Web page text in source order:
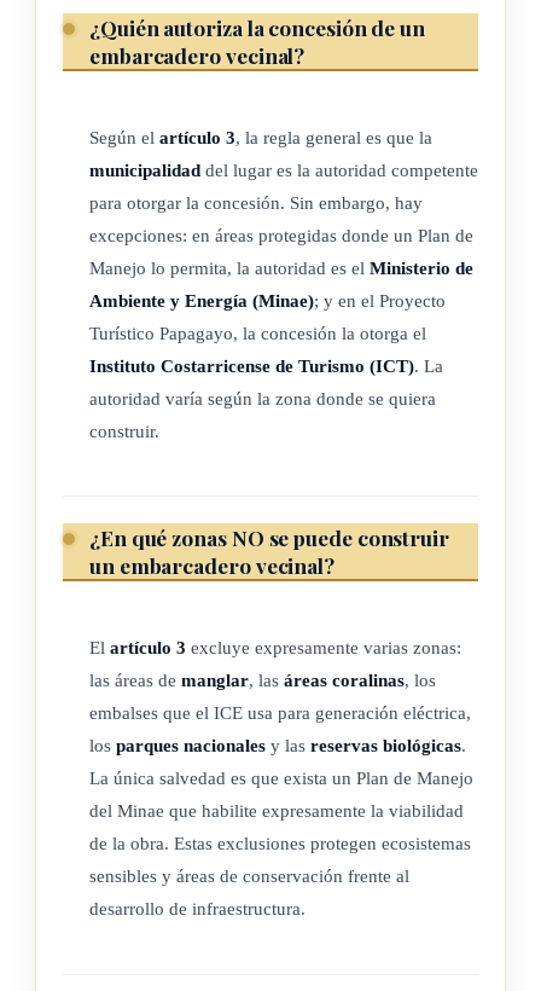
ARTÍCULO 3
Autorización para otorgar concesiones
En las áreas de dominio público, como en la zona marítimo-
terrestre y/o el área adyacente permanentemente cubierta por
el mar, áreas adyacentes a las ciudades costeras o zonas
urbanas litorales y áreas adyacentes a las riberas fluviales,
podrán otorgarse concesiones para la construcción,
administración y explotación de embarcaderos vecinales, de
conformidad con lo dispuesto en la presente ley.
por parte del Instituto Costarricense de Electricidad (ICE), los
parques nacionales y las reservas biológicas, salvo en
viabilidad para la construcción de un embarcadero.
La municipalidad del lugar será la autoridad competente para
otorgar la concesión. En cuanto a las concesiones que se
soliciten en las áreas protegidas en que el Plan de Manejo
habilite la viabilidad para la construcción de un embarcadero,
la autoridad competente para otorgarlas será el Ministerio de
Ambiente y Energía y, en las que se soliciten en el Proyecto
Turístico Papagayo, la autoridad competente para otorgarlas
¿Quién autoriza la concesión de un
embarcadero vecinal?
Según el artículo 3, la regla general es que la
municipalidad del lugar es la autoridad competente
para otorgar la concesión. Sin embargo, hay
excepciones: en áreas protegidas donde un Plan de
Manejo lo permita, la autoridad es el Ministerio de
Ambiente y Energía (Minae); y en el Proyecto
Turístico Papagayo, la concesión la otorga el
Instituto Costarricense de Turismo (ICT). La
autoridad varía según la zona donde se quiera
construir.
¿En qué zonas NO se puede construir
un embarcadero vecinal?
El artículo 3 excluye expresamente varias zonas:
las áreas de manglar, las áreas coralinas, los
embalses que el ICE usa para generación eléctrica,
los parques nacionales y las reservas biológicas.
La única salvedad es que exista un Plan de Manejo
del Minae que habilite expresamente la viabilidad
de la obra. Estas exclusiones protegen ecosistemas
sensibles y áreas de conservación frente al
desarrollo de infraestructura.